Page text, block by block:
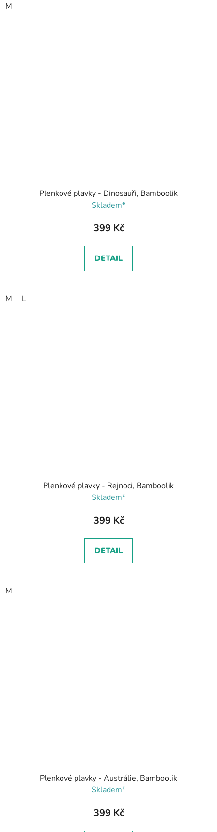
M
Plenkové plavky - Dinosauři, Bamboolik
Skladem*
399 Kč
DETAIL
M L
Plenkové plavky - Rejnoci, Bamboolik
Skladem*
399 Kč
DETAIL
M
Plenkové plavky - Austrálie, Bamboolik
Skladem*
399 Kč